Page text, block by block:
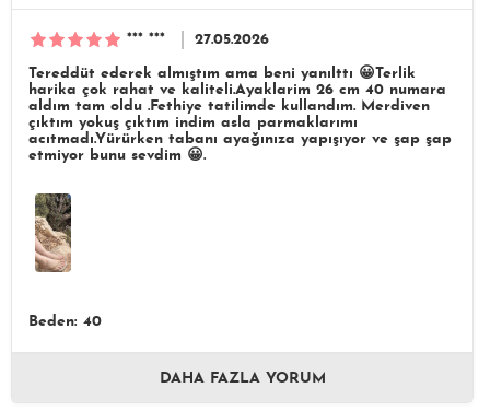
*** *** 27.05.2026
Tereddüt ederek almıştım ama beni yanılttı 😀Terlik
harika çok rahat ve kaliteli.Ayaklarim 26 cm 40 numara
aldım tam oldu .Fethiye tatilimde kullandım. Merdiven
çıktım yokuş çıktım indim asla parmaklarımı
acıtmadı.Yürürken tabanı ayağınıza yapışıyor ve şap şap
etmiyor bunu sevdim 😀.
Beden: 40
DAHA FAZLA YORUM